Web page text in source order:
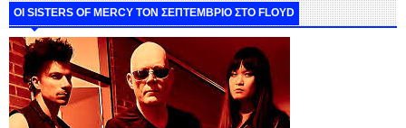
ΟΙ SISTERS OF MERCY ΤΟΝ ΣΕΠΤΕΜΒΡΙΟ ΣΤΟ FLOYD